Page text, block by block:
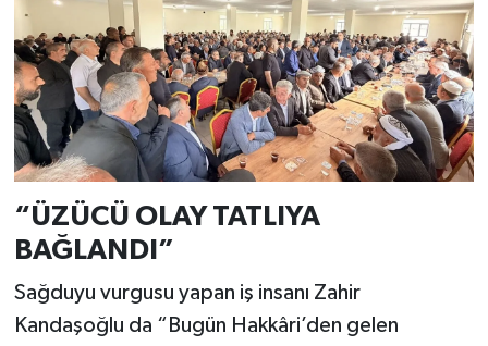
“ÜZÜCÜ OLAY TATLIYA
BAĞLANDI”
Sağduyu vurgusu yapan iş insanı Zahir
Kandaşoğlu da “Bugün Hakkâri’den gelen